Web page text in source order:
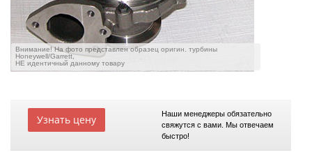
Внимание! На фото представлен образец оригин. турбины
Honeywell/Garrett,
НЕ идентичный данному товару
Узнать цену
Наши менеджеры обязательно
свяжутся с вами. Мы отвечаем
быстро!